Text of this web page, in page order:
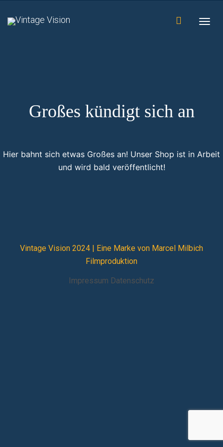
Großes kündigt sich an
Hier bahnt sich etwas Großes an! Unser Shop ist in Arbeit
und wird bald veröffentlicht!
Vintage Vision 2024 | Eine Marke von Marcel Milbich
Filmproduktion
Impressum Datenschutz